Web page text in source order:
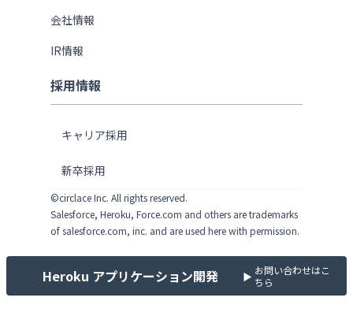
Heroku アプリケーション開発 ▶ お問い合わせはこ
ちら
会社情報
IR情報
採用情報
キャリア採用
新卒採用
©circlace Inc. All rights reserved.
Salesforce, Heroku, Force.com and others are trademarks
of salesforce.com, inc. and are used here with permission.